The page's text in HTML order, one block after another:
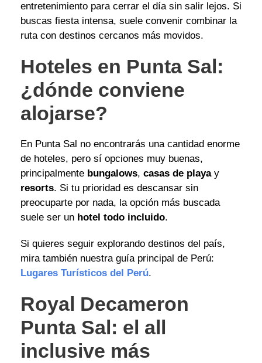
entretenimiento para cerrar el día sin salir lejos. Si
buscas fiesta intensa, suele convenir combinar la
ruta con destinos cercanos más movidos.
Hoteles en Punta Sal:
¿dónde conviene
alojarse?
En Punta Sal no encontrarás una cantidad enorme
de hoteles, pero sí opciones muy buenas,
principalmente bungalows, casas de playay
resorts. Si tu prioridad es descansar sin
preocuparte por nada, la opción más buscada
suele ser un hotel todo incluido.
Si quieres seguir explorando destinos del país,
mira también nuestra guía principal de Perú:
Lugares Turísticos del Perú.
Royal Decameron
Punta Sal: el all
inclusive más